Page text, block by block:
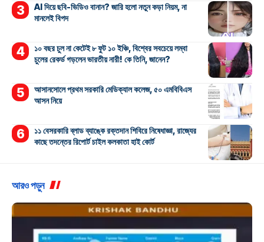
AI দিয়ে ছবি-ভিডিও বানান? জারি হলো নতুন কড়া নিয়ম, না
মানলেই বিপদ
১০ বছর চুল না কেটেই ৮ ফুট ১০ ইঞ্চি, বিশ্বের সবচেয়ে লম্বা
চুলের রেকর্ড গড়লেন ভারতীয় নারী! কে তিনি, জানেন?
আসানসোলে প্রথম সরকারি মেডিক্যাল কলেজ, ৫০ এমবিবিএস
আসন নিয়ে
১১ বেসরকারি ব্লাড ব্যাঙ্কে রক্তদান শিবিরে নিষেধাজ্ঞা, রাজ্যের
কাছে তদন্তের রিপোর্ট চাইল কলকাতা হাই কোর্ট
আরও পড়ুন